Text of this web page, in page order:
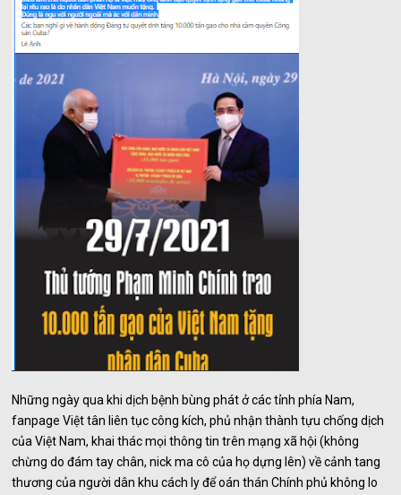
Những ngày qua khi dịch bệnh bùng phát ở các tỉnh phía Nam,
fanpage Việt tân liên tục công kích, phủ nhận thành tựu chống dịch
của Việt Nam, khai thác mọi thông tin trên mạng xã hội (không
chừng do đám tay chân, nick ma cô của họ dựng lên) về cảnh tang
thương của người dân khu cách ly để oán thán Chính phủ không lo